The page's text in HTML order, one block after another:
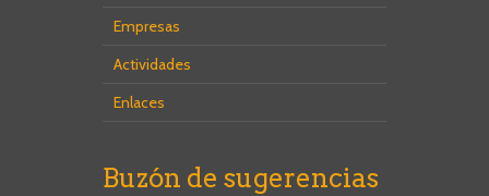
Empresas
Actividades
Enlaces
Buzón de sugerencias